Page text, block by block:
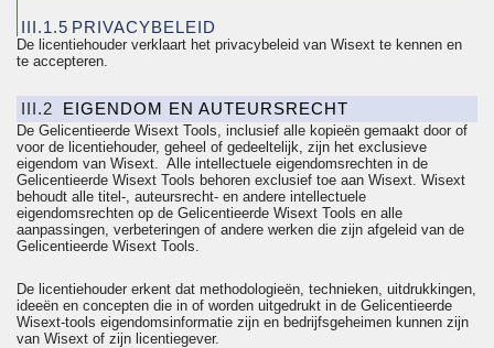
III.1.5 PRIVACYBELEID
De licentiehouder verklaart het privacybeleid van Wisext te kennen en
te accepteren.
III.2 EIGENDOM EN AUTEURSRECHT
De Gelicentieerde Wisext Tools, inclusief alle kopieën gemaakt door of
voor de licentiehouder, geheel of gedeeltelijk, zijn het exclusieve
eigendom van Wisext. Alle intellectuele eigendomsrechten in de
Gelicentieerde Wisext Tools behoren exclusief toe aan Wisext. Wisext
behoudt alle titel-, auteursrecht- en andere intellectuele
eigendomsrechten op de Gelicentieerde Wisext Tools en alle
aanpassingen, verbeteringen of andere werken die zijn afgeleid van de
Gelicentieerde Wisext Tools.
De licentiehouder erkent dat methodologieën, technieken, uitdrukkingen,
ideeën en concepten die in of worden uitgedrukt in de Gelicentieerde
Wisext-tools eigendomsinformatie zijn en bedrijfsgeheimen kunnen zijn
van Wisext of zijn licentiegever.